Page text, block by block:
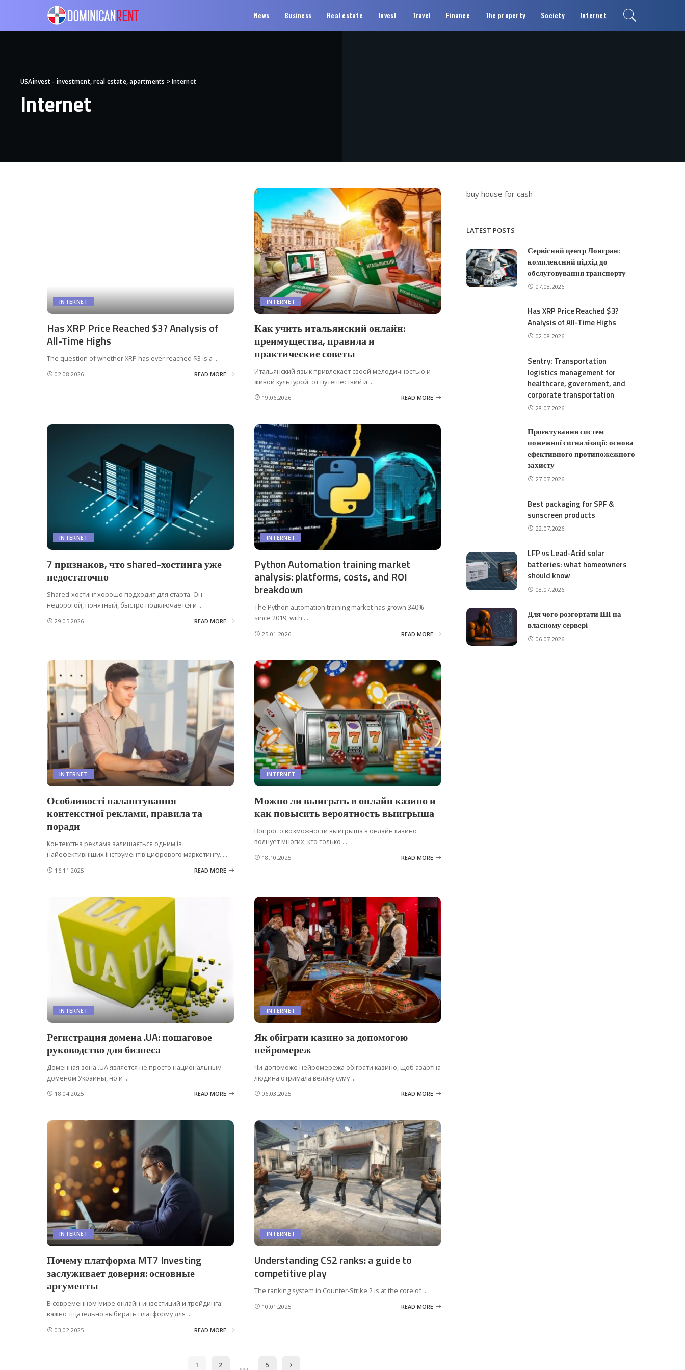
News Business Real estate Invest Travel Finance The property Society Internet
USAinvest - investment, real estate, apartments >Internet
Internet
INTERNET
Has XRP Price Reached $3? Analysis of
All-Time Highs
The question of whether XRP has ever reached $3 is a ...
02.08.2026 READ MORE
INTERNET
Как учить итальянский онлайн:
преимущества, правила и
практические советы
Итальянский язык привлекает своей мелодичностью и
живой культурой: от путешествий и ...
19.06.2026 READ MORE
INTERNET
7 признаков, что shared-хостинга уже
недостаточно
Shared-хостинг хорошо подходит для старта. Он
недорогой, понятный, быстро подключается и ...
29.05.2026 READ MORE
INTERNET
Python Automation training market
analysis: platforms, costs, and ROI
breakdown
The Python automation training market has grown 340%
since 2019, with ...
25.01.2026 READ MORE
INTERNET
Особливості налаштування
контекстної реклами, правила та
поради
Контекстна реклама залишається одним із
найефективніших інструментів цифрового маркетингу. ...
16.11.2025 READ MORE
INTERNET
Можно ли выиграть в онлайн казино и
как повысить вероятность выигрыша
Вопрос о возможности выигрыша в онлайн казино
волнует многих, кто только ...
18.10.2025 READ MORE
INTERNET
Регистрация домена .UA: пошаговое
руководство для бизнеса
Доменная зона .UA является не просто национальным
доменом Украины, но и ...
18.04.2025 READ MORE
INTERNET
Як обіграти казино за допомогою
нейромереж
Чи допоможе нейромережа обіграти казино, щоб азартна
людина отримала велику суму...
06.03.2025 READ MORE
INTERNET
Почему платформа MT7 Investing
заслуживает доверия: основные
аргументы
В современном мире онлайн-инвестиций и трейдинга
важно тщательно выбирать платформу для ...
03.02.2025 READ MORE
INTERNET
Understanding CS2 ranks: a guide to
competitive play
The ranking system in Counter-Strike 2 is at the core of...
10.01.2025 READ MORE
1 2 … 5
buy house for cash
LATEST POSTS
Сервісний центр Лонгран:
комплексний підхід до
обслуговування транспорту
07.08.2026
Has XRP Price Reached $3?
Analysis of All-Time Highs
02.08.2026
Sentry: Transportation
logistics management for
healthcare, government, and
corporate transportation
28.07.2026
Проєктування систем
пожежної сигналізації: основа
ефективного протипожежного
захисту
27.07.2026
Best packaging for SPF &
sunscreen products
22.07.2026
LFP vs Lead-Acid solar
batteries: what homeowners
should know
08.07.2026
Для чого розгортати ШІ на
власному сервері
06.07.2026